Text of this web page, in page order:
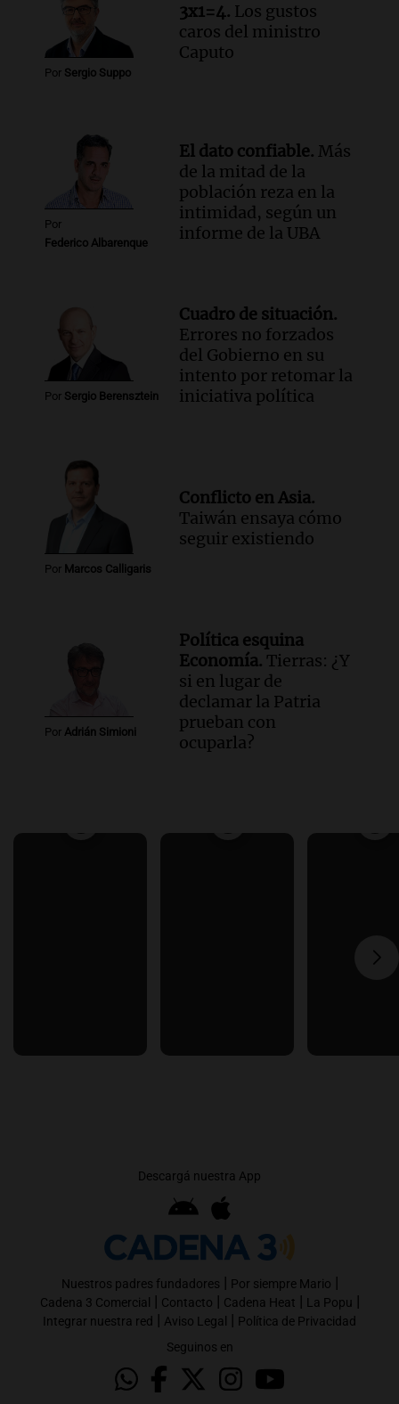
Por Sergio Suppo
3x1=4. Los gustos
caros del ministro
Caputo
Por
Federico Albarenque
El dato confiable. Más
de la mitad de la
población reza en la
intimidad, según un
informe de la UBA
Por Sergio Berensztein
Cuadro de situación.
Errores no forzados
del Gobierno en su
intento por retomar la
iniciativa política
Por Marcos Calligaris
Conflicto en Asia.
Taiwán ensaya cómo
seguir existiendo
Por Adrián Simioni
Política esquina
Economía. Tierras: ¿Y
si en lugar de
declamar la Patria
prueban con
ocuparla?
Descargá nuestra App
Nuestros padres fundadores | Por siempre Mario |
Cadena 3 Comercial | Contacto | Cadena Heat | La Popu |
Integrar nuestra red | Aviso Legal | Política de Privacidad
Seguinos en